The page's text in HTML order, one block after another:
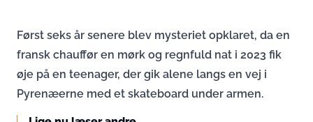
Først seks år senere blev mysteriet opklaret, da en
fransk chauffør en mørk og regnfuld nat i 2023 fik
øje på en teenager, der gik alene langs en vej i
Pyrenæerne med et skateboard under armen.